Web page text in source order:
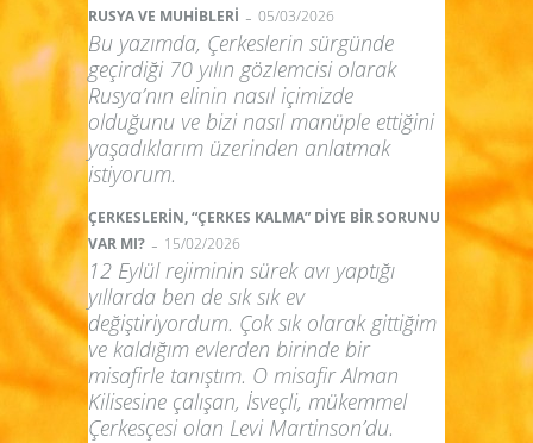
RUSYA VE MUHİBLERİ - 05/03/2026
Bu yazımda, Çerkeslerin sürgünde
geçirdiği 70 yılın gözlemcisi olarak
Rusya’nın elinin nasıl içimizde
olduğunu ve bizi nasıl manüple ettiğini
yaşadıklarım üzerinden anlatmak
istiyorum.
ÇERKESLERİN, “ÇERKES KALMA” DİYE BİR SORUNU
VAR MI? - 15/02/2026
12 Eylül rejiminin sürek avı yaptığı
yıllarda ben de sık sık ev
değiştiriyordum. Çok sık olarak gittiğim
ve kaldığım evlerden birinde bir
misafirle tanıştım. O misafir Alman
Kilisesine çalışan, İsveçli, mükemmel
Çerkesçesi olan Levi Martinson’du.